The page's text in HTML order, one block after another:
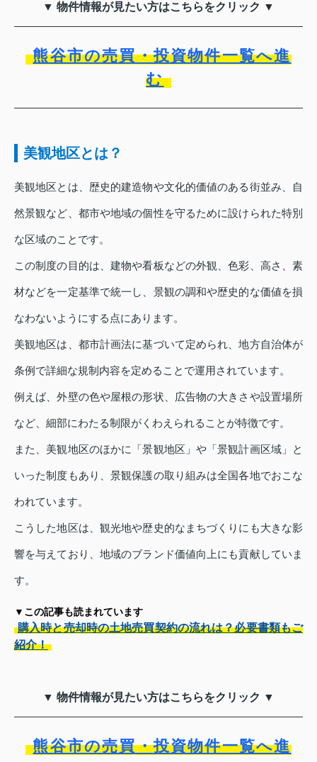
▼ 物件情報が見たい方はこちらをクリック ▼
熊谷市の売買・投資物件一覧へ進
む
美観地区とは？
美観地区とは、歴史的建造物や文化的価値のある街並み、自
然景観など、都市や地域の個性を守るために設けられた特別
な区域のことです。
この制度の目的は、建物や看板などの外観、色彩、高さ、素
材などを一定基準で統一し、景観の調和や歴史的な価値を損
なわないようにする点にあります。
美観地区は、都市計画法に基づいて定められ、地方自治体が
条例で詳細な規制内容を定めることで運用されています。
例えば、外壁の色や屋根の形状、広告物の大きさや設置場所
など、細部にわたる制限がくわえられることが特徴です。
また、美観地区のほかに「景観地区」や「景観計画区域」と
いった制度もあり、景観保護の取り組みは全国各地でおこな
われています。
こうした地区は、観光地や歴史的なまちづくりにも大きな影
響を与えており、地域のブランド価値向上にも貢献していま
す。
▼この記事も読まれています
購入時と売却時の土地売買契約の流れは？必要書類もご
紹介！
▼ 物件情報が見たい方はこちらをクリック ▼
熊谷市の売買・投資物件一覧へ進